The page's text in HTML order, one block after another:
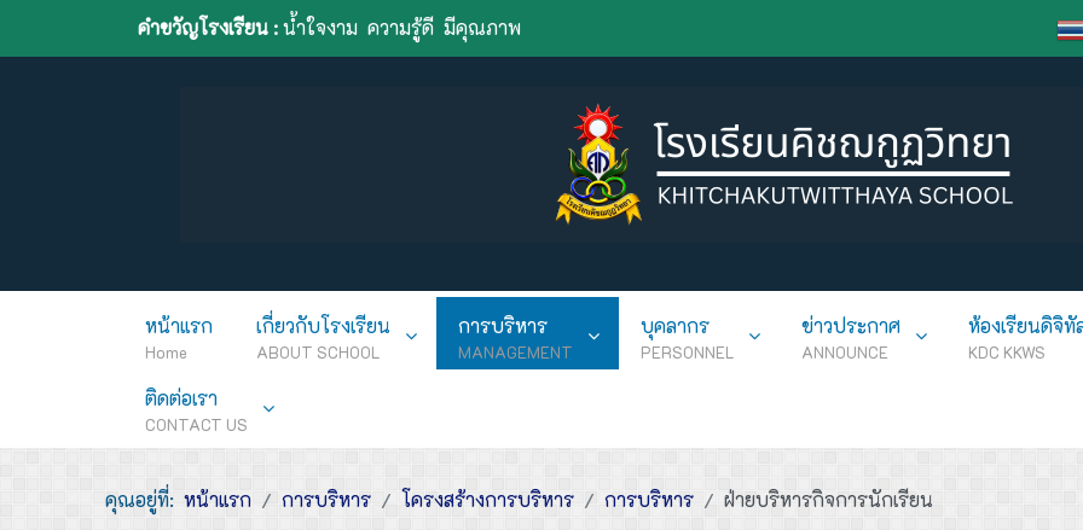
คำขวัญโรงเรียน :น้ำใจงาม ความรู้ดี มีคุณภาพ
หน้าแรก
Home
เกี่ยวกับโรงเรียน
ABOUT SCHOOL
การบริหาร
MANAGEMENT
บุคลากร
PERSONNEL
ข่าวประกาศ
ANNOUNCE
ห้องเรียนดิจิทั
KDC KKWS
ติดต่อเรา
CONTACT US
คุณอยู่ที่: หน้าแรก การบริหาร โครงสร้างการบริหาร การบริหาร ฝ่ายบริหารกิจการนักเรียน